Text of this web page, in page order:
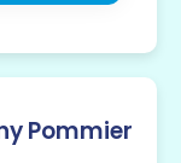
Pommier